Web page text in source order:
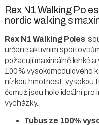
Rex N1 Walking
nordic walking s
Rex N1 Walking Poles
určené aktivním
požadují maximálně lehké
100% vysokomodulového
nízkou hmotnost, vysokou
čemuž jsou hole ideální pro
vycházky.
Tubus ze 100%